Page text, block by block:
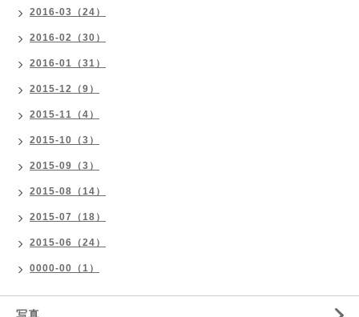
2016-03（24）
2016-02（30）
2016-01（31）
2015-12（9）
2015-11（4）
2015-10（3）
2015-09（3）
2015-08（14）
2015-07（18）
2015-06（24）
0000-00（1）